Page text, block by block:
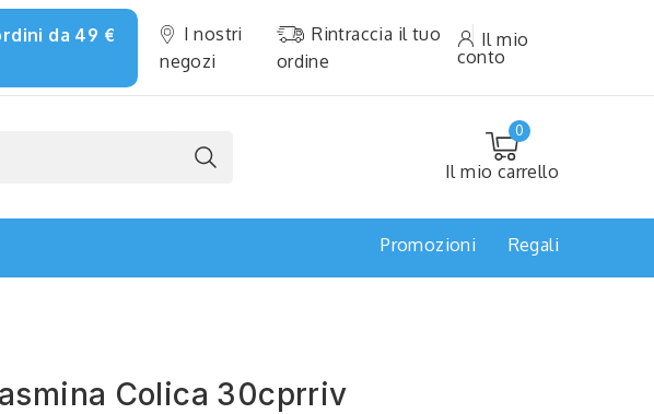
da 49 €
I nostri
negozi
Rintraccia il tuo
ordine
Il mio
conto
0
Il mio carrello
Promozioni Regali
Colica 30cprriv